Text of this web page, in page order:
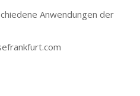
Anwendungen der